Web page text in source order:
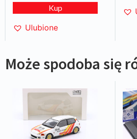
Kup
Ulubione
Może spodoba się